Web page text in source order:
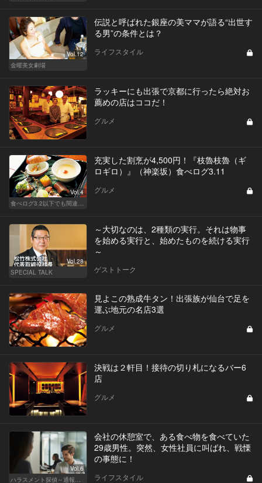
Vol.12
金曜美女劇場
伝説と呼ばれた銀座の美ママが語る“出世す
る男”の条件とは？
ライフスタイル
ラッキーにも出張で京都に行ったら絶対お
薦めの店はココだ！
グルメ
Vol.4
充実した割烹が4,500円！『枝魯枝魯（ギ
ロギロ）』（神楽坂）食べログ3.11
グルメ
Vol.28
SPECIAL TALK
～大切なのは、2種類の実行。それは物事
を始める実行と、始めたものを続ける実行
～
ゲストトーク
見よこの熟成牛タン！出張族が仙台で足を
運ぶ地元の名店3選
グルメ
決戦は２軒目！接待の切り札になるバー6
店
グルメ
Vol.6
会社の休憩室で、ある食べ物を食べていた
29歳男性。突然、女性社員に叫ばれ、戦慄
の事態に！
ライフスタイル